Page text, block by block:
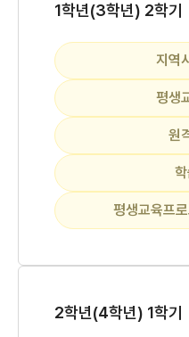
1학년(3학년) 2학기
지역
평생
원
평생교육프
2학년(4학년) 1학기